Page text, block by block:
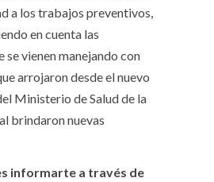
a los trabajos preventivos,
en cuenta las
se vienen manejando con
arrojaron desde el nuevo
Ministerio de Salud de la
brindaron nuevas
informarte a través de